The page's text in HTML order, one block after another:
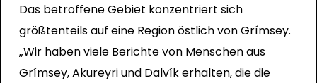
Das betroffene Gebiet konzentriert sich
größtenteils auf eine Region östlich von Grímsey.
„Wir haben viele Berichte von Menschen aus
Grímsey, Akureyri und Dalvík erhalten, die die